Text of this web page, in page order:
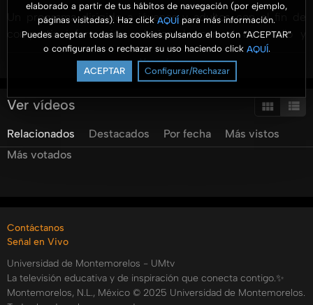
elaborado a partir de tus hábitos de navegación (por ejemplo,
páginas visitadas). Haz click AQUÍ para más información.
Puedes aceptar todas las cookies pulsando el botón “ACEPTAR”
o configurarlas o rechazar su uso haciendo click AQUÍ.
ACEPTAR Configurar/Rechazar
Un programa dirigido a jóvenes y adultos con el fin de
compartir información relacionada con el desarrollo y
gestión de los negocios. Se presenta información
profesional con un enfoque práctico y para ser aterrizado
en las organizaciones.
Zorelly Pedroza nos habla de como las mujeres han entrado
más y más en los negocios o mercados y nos da algunos
Categorías:
Tags:
umtv
universidad de montemorelos
yared garcia thais erazo elisa mena zorelly pedroza
mujer negocios el rol de la mujer en los negocios
Ver más
Ver vídeos
Relacionados Destacados Por fecha
Más vistos
Más votados
Contáctanos
Señal en Vivo
Universidad de Montemorelos - UMtv
La televisión educativa y de inspiración que conecta contigo.✨
Montemorelos, N.L., México © 2025 Universidad de Montemorelos.